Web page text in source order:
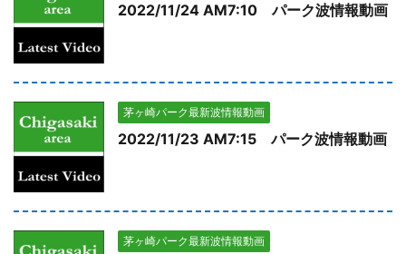
2022/11/24 AM7:10 パーク波情報動画
茅ヶ崎パーク最新波情報動画
2022/11/23 AM7:15 パーク波情報動画
茅ヶ崎パーク最新波情報動画